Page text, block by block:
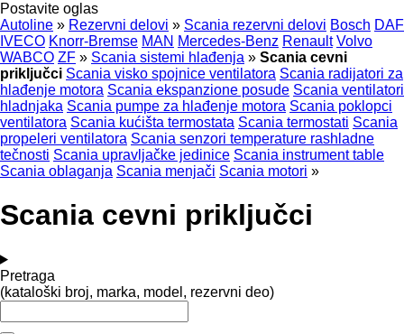
Postavite oglas
Autoline » Rezervni delovi » Scania rezervni delovi Bosch DAF
IVECO Knorr-Bremse MAN Mercedes-Benz Renault Volvo
WABCO ZF » Scania sistemi hlađenja » Scania cevni
priključci Scania visko spojnice ventilatora Scania radijatori za
hlađenje motora Scania ekspanzione posude Scania ventilatori
hladnjaka Scania pumpe za hlađenje motora Scania poklopci
ventilatora Scania kućišta termostata Scania termostati Scania
propeleri ventilatora Scania senzori temperature rashladne
tečnosti Scania upravljačke jedinice Scania instrument table
Scania oblaganja Scania menjači Scania motori »
Scania cevni priključci
Pretraga
(kataloški broj, marka, model, rezervni deo)